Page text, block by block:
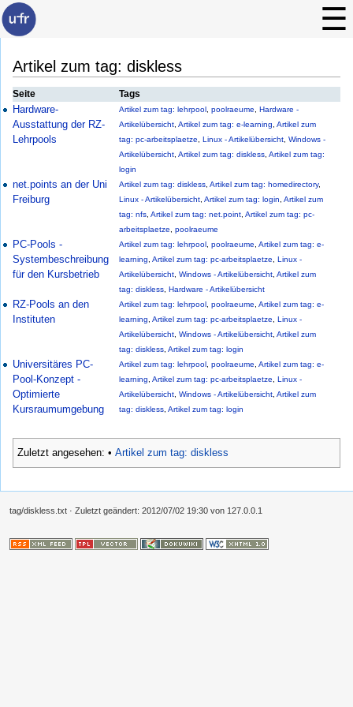
Artikel zum tag: diskless
Seite Tags
Hardware-
Ausstattung der RZ-
Lehrpools
Artikel zum tag: lehrpool poolraeume
Hardware -
Artikelübersicht Artikel zum tag: e-learning Artikel zum
tag: pc-arbeitsplaetze
Linux - Artikelübersicht Windows -
Artikelübersicht Artikel zum tag: diskless Artikel zum tag:
login
net.points an der Uni
Freiburg
Artikel zum tag: diskless Artikel zum tag: homedirectory,
Linux - Artikelübersicht Artikel zum tag: login Artikel zum
tag: nfs Artikel zum tag: net.point Artikel zum tag: pc-
arbeitsplaetze
poolraeume
PC-Pools -
Systembeschreibung
für den Kursbetrieb
Artikel zum tag: lehrpool poolraeume Artikel zum tag: e-
learning Artikel zum tag: pc-arbeitsplaetze
Linux -
Artikelübersicht Windows - Artikelübersicht Artikel zum
tag: diskless Hardware - Artikelübersicht
RZ-Pools an den
Instituten
Artikel zum tag: lehrpool poolraeume Artikel zum tag: e-
learning Artikel zum tag: pc-arbeitsplaetze
Linux -
Artikelübersicht Windows - Artikelübersicht Artikel zum
tag: diskless Artikel zum tag: login
Universitäres PC-
Pool-Konzept -
Optimierte
Kursraumumgebung
Artikel zum tag: lehrpool poolraeume Artikel zum tag: e-
learning Artikel zum tag: pc-arbeitsplaetze
Linux -
Artikelübersicht Windows - Artikelübersicht Artikel zum
tag: diskless Artikel zum tag: login
Zuletzt angesehen: • Artikel zum tag: diskless
tag/diskless.txt · Zuletzt geändert: 2012/07/02 19:30 von 127.0.0.1